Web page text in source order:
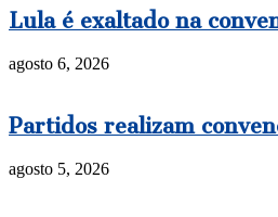
Lula é exaltado na
agosto 6, 2026
Partidos realizam
agosto 5, 2026